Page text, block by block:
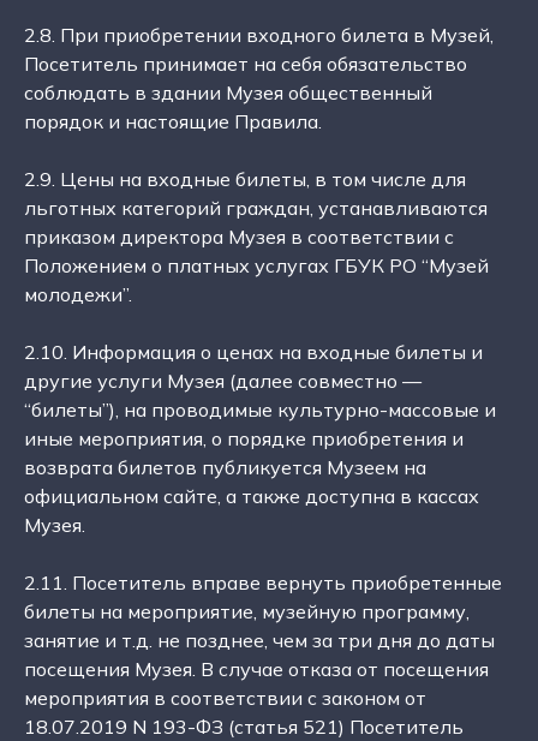
2.8. При приобретении входного билета в Музей,
Посетитель принимает на себя обязательство
соблюдать в здании Музея общественный
порядок и настоящие Правила.
2.9. Цены на входные билеты, в том числе для
льготных категорий граждан, устанавливаются
приказом директора Музея в соответствии с
Положением о платных услугах ГБУК РО “Музей
молодежи”.
2.10. Информация о ценах на входные билеты и
другие услуги Музея (далее совместно —
“билеты”), на проводимые культурно-массовые и
иные мероприятия, о порядке приобретения и
возврата билетов публикуется Музеем на
официальном сайте, а также доступна в кассах
Музея.
2.11. Посетитель вправе вернуть приобретенные
билеты на мероприятие, музейную программу,
занятие и т.д. не позднее, чем за три дня до даты
посещения Музея. В случае отказа от посещения
мероприятия в соответствии с законом от
18.07.2019 N 193-ФЗ (статья 521) Посетитель